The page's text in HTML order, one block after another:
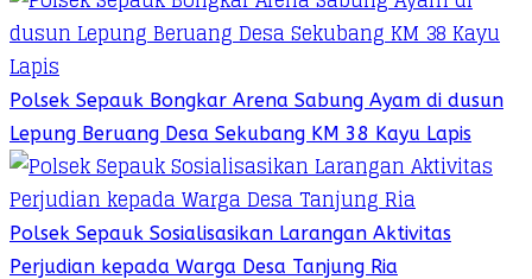
Polsek Sepauk Bongkar Arena Sabung Ayam di dusun
Lepung Beruang Desa Sekubang KM 38 Kayu Lapis
Polsek Sepauk Sosialisasikan Larangan Aktivitas
Perjudian kepada Warga Desa Tanjung Ria